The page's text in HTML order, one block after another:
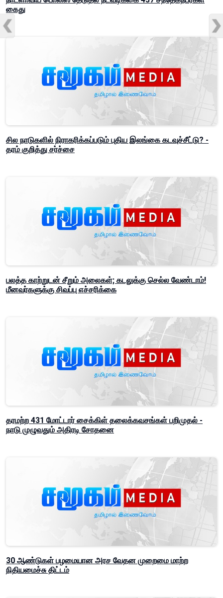
கைது
சில நாடுகளில் நிராகரிக்கப்படும் புதிய இலங்கை கடவுச்சீட்டு? -
தரம் குறித்து சர்ச்சை
பலத்த காற்றுடன் சீறும் அலைகள்; கடலுக்கு செல்ல வேண்டாம்!
மீனவர்களுக்கு சிவப்பு எச்சரிக்கை
தரமற்ற 431 மோட்டார் சைக்கிள் தலைக்கவசங்கள் பறிமுதல் -
நாடு முழுவதும் அதிரடி சோதனை
30 ஆண்டுகள் பழமையான அரச வேதன முறைமை மாற்ற
நிதியமைச்சு திட்டம்